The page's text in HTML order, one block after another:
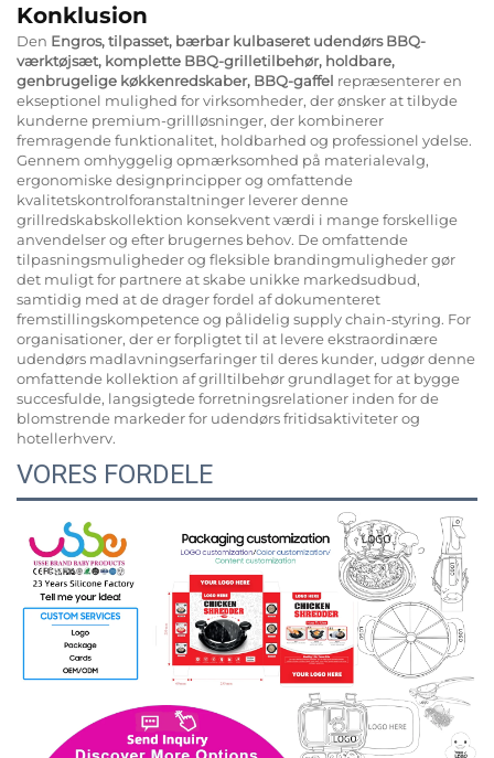
Konklusion
Den Engros, tilpasset, bærbar kulbaseret udendørs BBQ-
værktøjsæt, komplette BBQ-grilletilbehør, holdbare,
genbrugelige køkkenredskaber, BBQ-gaffel repræsenterer en
ekseptionel mulighed for virksomheder, der ønsker at tilbyde
kunderne premium-grillløsninger, der kombinerer
fremragende funktionalitet, holdbarhed og professionel ydelse.
Gennem omhyggelig opmærksomhed på materialevalg,
ergonomiske designprincipper og omfattende
kvalitetskontrolforanstaltninger leverer denne
grillredskabskollektion konsekvent værdi i mange forskellige
anvendelser og efter brugernes behov. De omfattende
tilpasningsmuligheder og fleksible brandingmuligheder gør
det muligt for partnere at skabe unikke markedsudbud,
samtidig med at de drager fordel af dokumenteret
fremstillingskompetence og pålidelig supply chain-styring. For
organisationer, der er forpligtet til at levere ekstraordinære
udendørs madlavningserfaringer til deres kunder, udgør denne
omfattende kollektion af grilltilbehør grundlaget for at bygge
succesfulde, langsigtede forretningsrelationer inden for de
blomstrende markeder for udendørs fritidsaktiviteter og
hotellerhverv.
VORES FORDELE